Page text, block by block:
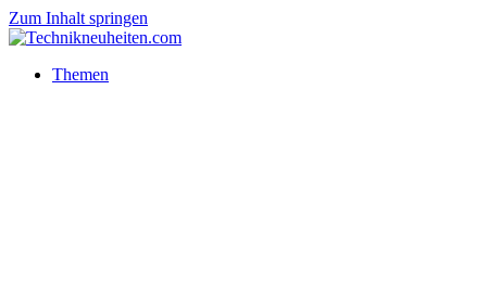
Zum Inhalt springen
Themen